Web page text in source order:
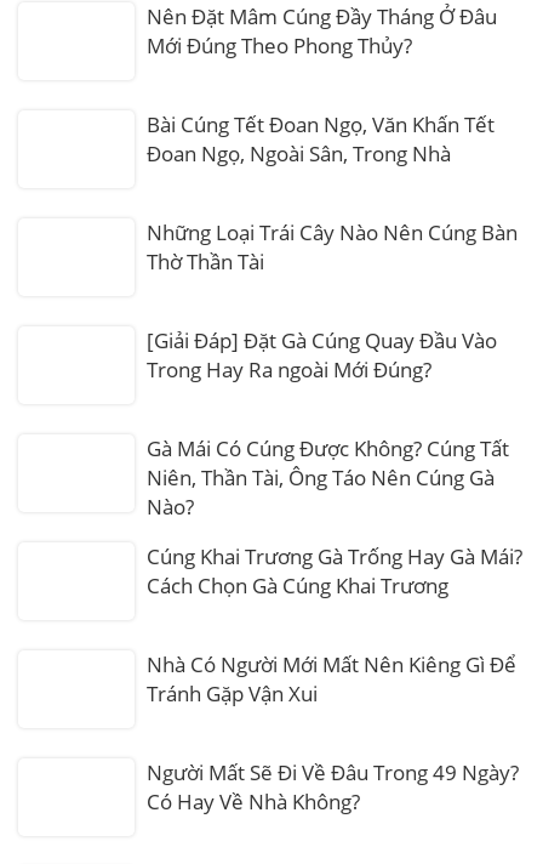
Nên Đặt Mâm Cúng Đầy Tháng Ở Đâu
Mới Đúng Theo Phong Thủy?
Bài Cúng Tết Đoan Ngọ, Văn Khấn Tết
Đoan Ngọ, Ngoài Sân, Trong Nhà
Những Loại Trái Cây Nào Nên Cúng Bàn
Thờ Thần Tài
[Giải Đáp] Đặt Gà Cúng Quay Đầu Vào
Trong Hay Ra ngoài Mới Đúng?
Gà Mái Có Cúng Được Không? Cúng Tất
Niên, Thần Tài, Ông Táo Nên Cúng Gà
Nào?
Cúng Khai Trương Gà Trống Hay Gà Mái?
Cách Chọn Gà Cúng Khai Trương
Nhà Có Người Mới Mất Nên Kiêng Gì Để
Tránh Gặp Vận Xui
Người Mất Sẽ Đi Về Đâu Trong 49 Ngày?
Có Hay Về Nhà Không?